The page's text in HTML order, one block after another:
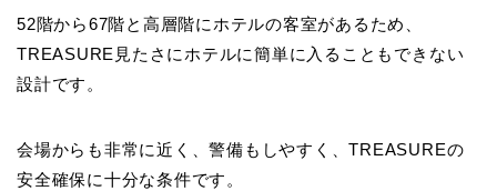
52階から67階と高層階にホテルの客室があるため、
TREASURE見たさにホテルに簡単に入ることもできない
設計です。
会場からも非常に近く、警備もしやすく、TREASUREの
安全確保に十分な条件です。